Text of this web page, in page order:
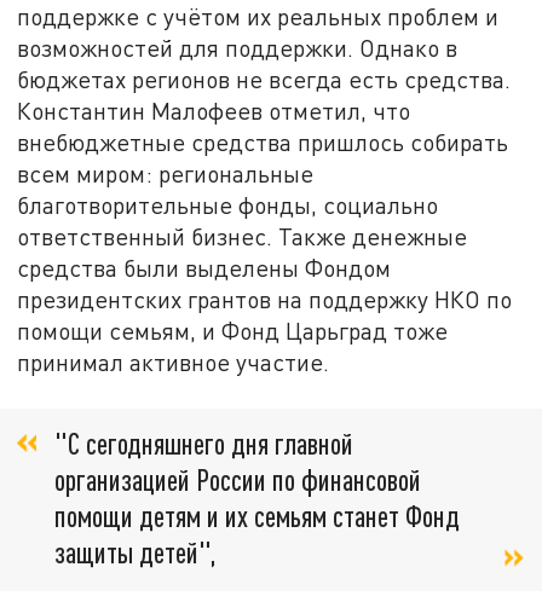
поддержке с учётом их реальных проблем и
возможностей для поддержки. Однако в
бюджетах регионов не всегда есть средства.
Константин Малофеев отметил, что
внебюджетные средства пришлось собирать
всем миром: региональные
благотворительные фонды, социально
ответственный бизнес. Также денежные
средства были выделены Фондом
президентских грантов на поддержку НКО по
помощи семьям, и Фонд Царьград тоже
принимал активное участие.
"С сегодняшнего дня главной
организацией России по финансовой
помощи детям и их семьям станет Фонд
защиты детей",